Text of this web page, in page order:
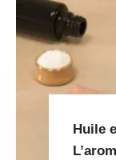
Huile